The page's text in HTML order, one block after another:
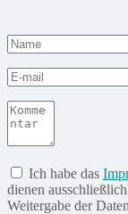
Ich habe das
dienen
Weitergabe der